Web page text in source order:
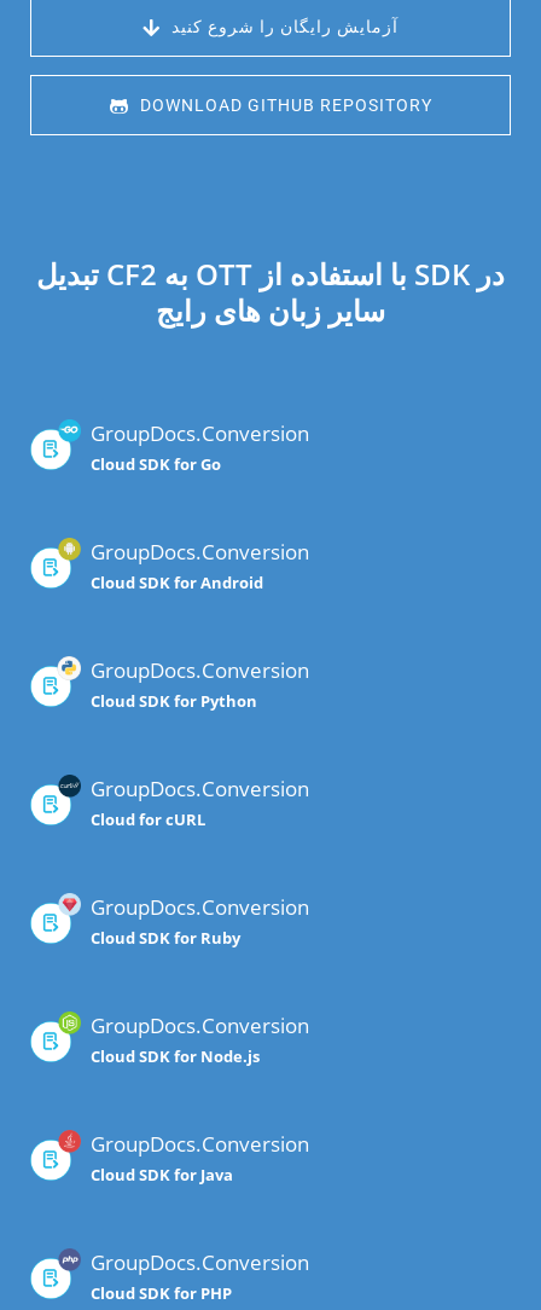
آزمایش رایگان را شروع کنید
DOWNLOAD GITHUB REPOSITORY
تبدیل CF2 به OTT با استفاده از SDK در
سایر زبان های رایج
GroupDocs.Conversion
Cloud SDK for Go
GroupDocs.Conversion
Cloud SDK for Android
GroupDocs.Conversion
Cloud SDK for Python
GroupDocs.Conversion
Cloud for cURL
GroupDocs.Conversion
Cloud SDK for Ruby
GroupDocs.Conversion
Cloud SDK for Node.js
GroupDocs.Conversion
Cloud SDK for Java
GroupDocs.Conversion
Cloud SDK for PHP